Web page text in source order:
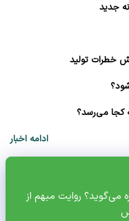
می‌گوید؟ روایت مبهم از
جدید
کجا می‌رسد؟
ادامه اخبار